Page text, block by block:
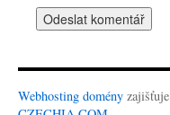
Webhosting domény zajišťuje